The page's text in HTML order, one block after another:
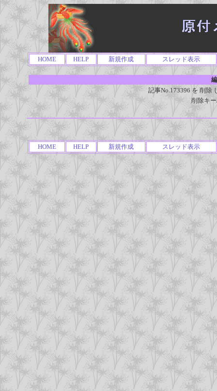
HOME HELP 新規作成 スレッド表示
記事No.173396 を 削除
削除キ
HOME HELP 新規作成 スレッド表示